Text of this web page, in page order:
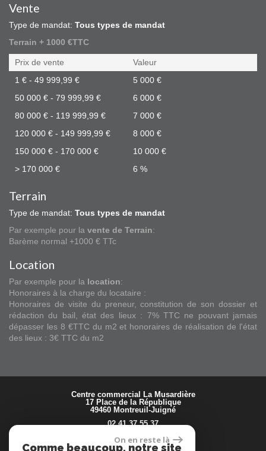
Vente
Type de mandat: Tous types de mandat
Terrain + 1000 €TTC
Prix de vente
Valeur
1 € - 49 999,99 €
5 000 €
50 000 € - 79 999,99 €
6 000 €
80 000 € - 119 999,99 €
7 000 €
120 000 € - 149 999,99 €
8 000 €
150 000 € - 170 000 €
10 000 €
> 170 000 € 6 %
Terrain
Type de mandat: Tous types de mandat
Par exemple pour la vente de Terrain:
Barème normal +1000 € TTc
Location
Par exemple pour la location:
Honoraires à la charge du locataire :
Honoraires de visite du preneur, constitution de son dossier et
rédaction du bail, état des lieux : 7% TTC ne pouvant jamais
dépasser les 8 €TTC du m2 et honoraires de réalisation de l'état
des lieux : 3€ TTC du m2
17 Place de la République
49460 Montreuil-Juigné
02 41 37 55 37
prisma.montreuil@orange.fr
On en reste là
Comme beaucoup, notre site